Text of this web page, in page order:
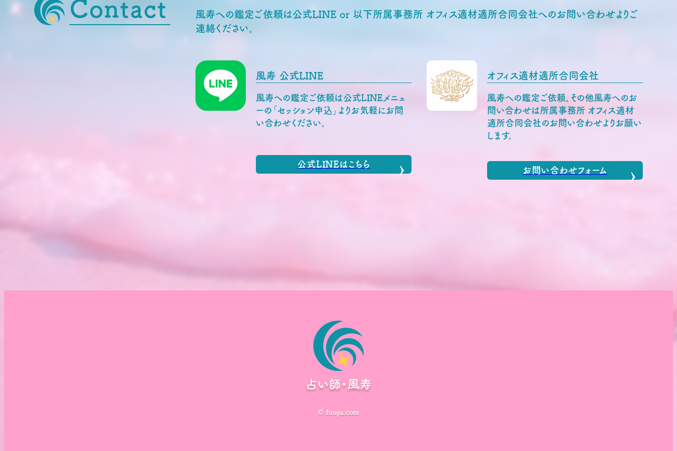
Contact
風寿への鑑定ご依頼は公式LINE or 以下所属事務所 オフィス適材適所合同会社へのお問い合わせよりご
連絡ください。
風寿 公式LINE
風寿への鑑定ご依頼は公式LINEメニュ
ーの「セッション申込」よりお気軽にお問
い合わせください。
公式LINEはこちら
オフィス適材適所合同会社
風寿への鑑定ご依頼、その他風寿へのお
問い合わせは所属事務所 オフィス適材
適所合同会社のお問い合わせよりお願い
します。
お問い合わせフォーム
占い師・風寿
© fuuju.com